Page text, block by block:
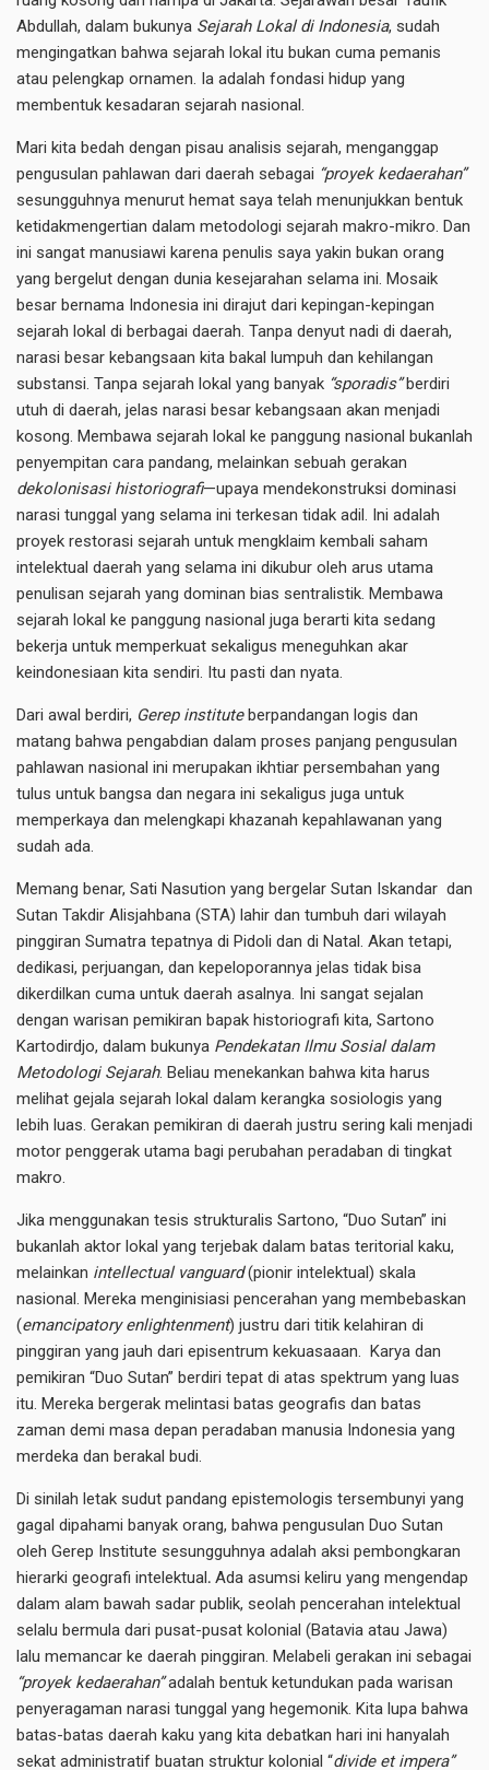
Abdullah, dalam bukunya Sejarah Lokal di Indonesia, sudah
mengingatkan bahwa sejarah lokal itu bukan cuma pemanis
atau pelengkap ornamen. Ia adalah fondasi hidup yang
membentuk kesadaran sejarah nasional.
Mari kita bedah dengan pisau analisis sejarah, menganggap
pengusulan pahlawan dari daerah sebagai “proyek kedaerahan”
sesungguhnya menurut hemat saya telah menunjukkan bentuk
ketidakmengertian dalam metodologi sejarah makro-mikro. Dan
ini sangat manusiawi karena penulis saya yakin bukan orang
yang bergelut dengan dunia kesejarahan selama ini. Mosaik
besar bernama Indonesia ini dirajut dari kepingan-kepingan
sejarah lokal di berbagai daerah. Tanpa denyut nadi di daerah,
narasi besar kebangsaan kita bakal lumpuh dan kehilangan
substansi. Tanpa sejarah lokal yang banyak “sporadis”berdiri
utuh di daerah, jelas narasi besar kebangsaan akan menjadi
kosong. Membawa sejarah lokal ke panggung nasional bukanlah
penyempitan cara pandang, melainkan sebuah gerakan
dekolonisasi historiografi—upaya mendekonstruksi dominasi
narasi tunggal yang selama ini terkesan tidak adil. Ini adalah
proyek restorasi sejarah untuk mengklaim kembali saham
intelektual daerah yang selama ini dikubur oleh arus utama
penulisan sejarah yang dominan bias sentralistik. Membawa
sejarah lokal ke panggung nasional juga berarti kita sedang
bekerja untuk memperkuat sekaligus meneguhkan akar
keindonesiaan kita sendiri. Itu pasti dan nyata.
Dari awal berdiri, Gerep instituteberpandangan logis dan
matang bahwa pengabdian dalam proses panjang pengusulan
pahlawan nasional ini merupakan ikhtiar persembahan yang
tulus untuk bangsa dan negara ini sekaligus juga untuk
memperkaya dan melengkapi khazanah kepahlawanan yang
sudah ada.
Memang benar, Sati Nasution yang bergelar Sutan Iskandar dan
Sutan Takdir Alisjahbana (STA) lahir dan tumbuh dari wilayah
pinggiran Sumatra tepatnya di Pidoli dan di Natal. Akan tetapi,
dedikasi, perjuangan, dan kepeloporannya jelas tidak bisa
dikerdilkan cuma untuk daerah asalnya. Ini sangat sejalan
dengan warisan pemikiran bapak historiografi kita, Sartono
Kartodirdjo, dalam bukunya Pendekatan Ilmu Sosial dalam
Metodologi Sejarah. Beliau menekankan bahwa kita harus
melihat gejala sejarah lokal dalam kerangka sosiologis yang
lebih luas. Gerakan pemikiran di daerah justru sering kali menjadi
motor penggerak utama bagi perubahan peradaban di tingkat
makro.
Jika menggunakan tesis strukturalis Sartono, “Duo Sutan” ini
bukanlah aktor lokal yang terjebak dalam batas teritorial kaku,
melainkan intellectual vanguard(pionir intelektual) skala
nasional. Mereka menginisiasi pencerahan yang membebaskan
(emancipatory enlightenment) justru dari titik kelahiran di
pinggiran yang jauh dari episentrum kekuasaaan. Karya dan
pemikiran “Duo Sutan” berdiri tepat di atas spektrum yang luas
itu. Mereka bergerak melintasi batas geografis dan batas
zaman demi masa depan peradaban manusia Indonesia yang
merdeka dan berakal budi.
Di sinilah letak sudut pandang epistemologis tersembunyi yang
gagal dipahami banyak orang, bahwa pengusulan Duo Sutan
oleh Gerep Institute sesungguhnya adalah aksi pembongkaran
hierarki geografi intelektual. Ada asumsi keliru yang mengendap
dalam alam bawah sadar publik, seolah pencerahan intelektual
selalu bermula dari pusat-pusat kolonial (Batavia atau Jawa)
lalu memancar ke daerah pinggiran. Melabeli gerakan ini sebagai
“proyek kedaerahan”adalah bentuk ketundukan pada warisan
penyeragaman narasi tunggal yang hegemonik. Kita lupa bahwa
batas-batas daerah kaku yang kita debatkan hari ini hanyalah
sekat administratif buatan struktur kolonial “divide et impera”